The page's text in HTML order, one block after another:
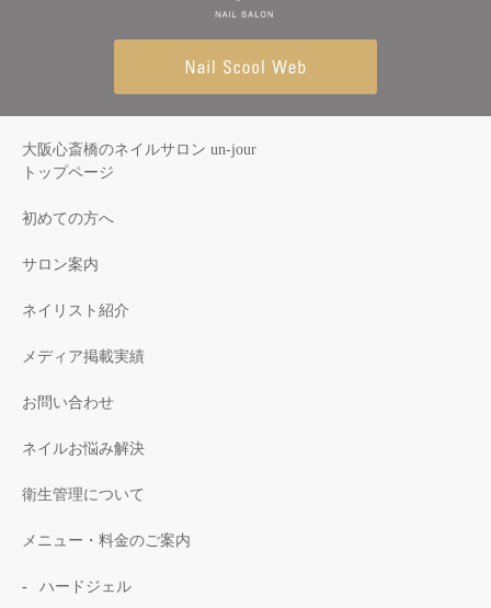
大阪心斎橋のネイルサロン un-jour
トップページ
初めての方へ
サロン案内
ネイリスト紹介
メディア掲載実績
お問い合わせ
ネイルお悩み解決
衛生管理について
メニュー・料金のご案内
ハードジェル